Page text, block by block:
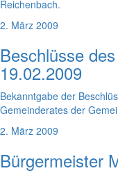
Reichenbach.
2. März 2009
Beschlüsse
19.02.2009
Bekanntgabe der
Gemeinderates der
2. März 2009
Bürgermeister